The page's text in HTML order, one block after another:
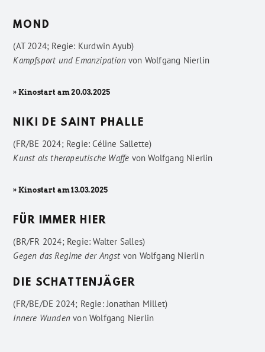
MOND
(AT 2024; Regie: Kurdwin Ayub)
Kampfsport und Emanzipationvon Wolfgang Nierlin
» Kinostart am 20.03.2025
NIKI DE SAINT PHALLE
(FR/BE 2024; Regie: Céline Sallette)
Kunst als therapeutische Waffe vonWolfgang Nierlin
» Kinostart am 13.03.2025
FÜR IMMER HIER
(BR/FR 2024; Regie: Walter Salles)
Gegen das Regime der Angstvon Wolfgang Nierlin
DIE SCHATTENJÄGER
(FR/BE/DE 2024; Regie: Jonathan Millet)
Innere Wunden vonWolfgang Nierlin